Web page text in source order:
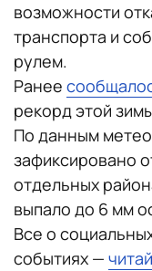
возможности
транспорта и
рулем.
Ранее
рекорд этой
По данным
зафиксировано
отдельных
выпало до 6 мм
Все о
событиях —